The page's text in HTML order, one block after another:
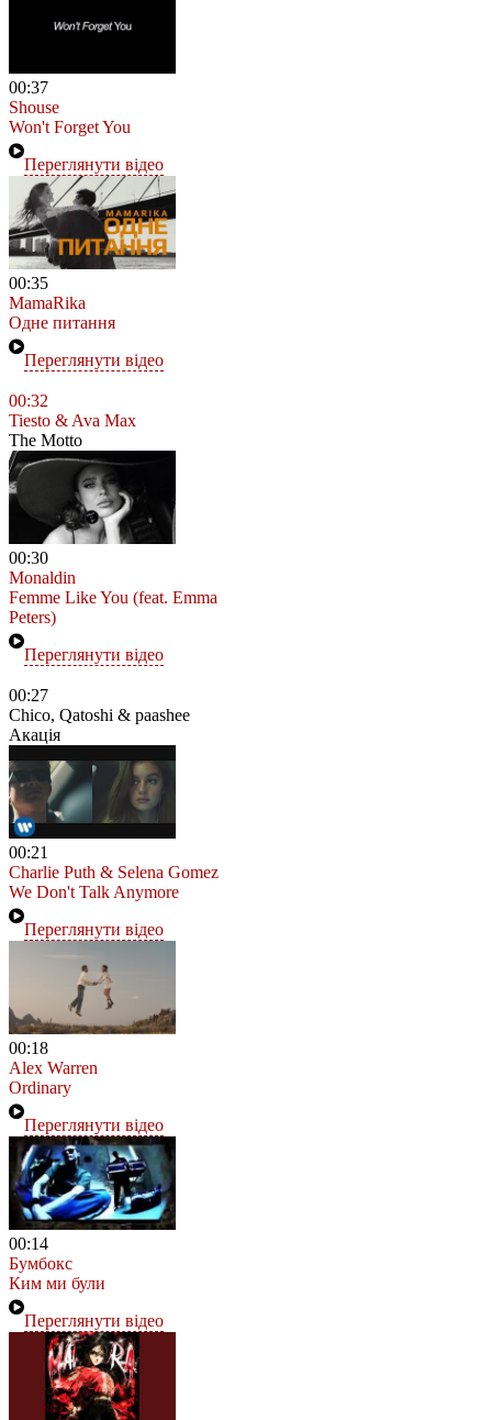
00:37
Shouse
Won't Forget You
Переглянути відео
00:35
MamaRika
Одне питання
Переглянути відео
00:32
Tiesto & Ava Max
The Motto
00:30
Monaldin
Femme Like You (feat. Emma
Peters)
Переглянути відео
00:27
Chico, Qatoshi & paashee
Акація
00:21
Charlie Puth & Selena Gomez
We Don't Talk Anymore
Переглянути відео
00:18
Alex Warren
Ordinary
Переглянути відео
00:14
Бумбокс
Ким ми були
Переглянути відео